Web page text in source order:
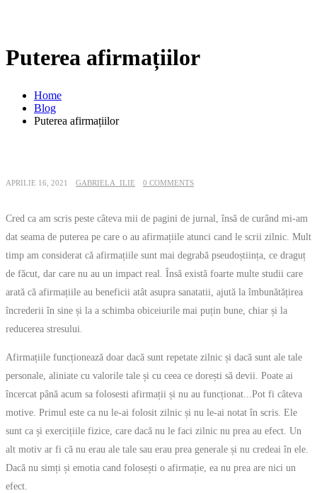
Puterea afirmațiilor
Home
Blog
Puterea afirmațiilor
APRILIE 16, 2021 GABRIELA_ILIE 0 COMMENTS
Cred ca am scris peste câteva mii de pagini de jurnal, însă de curând mi-am
dat seama de puterea pe care o au afirmațiile atunci cand le scrii zilnic. Mult
timp am considerat că afirmațiile sunt mai degrabă pseudoștiința, ce draguț
de făcut, dar care nu au un impact real. Însă există foarte multe studii care
arată că afirmațiile au beneficii atât asupra sanatatii, ajută la îmbunătățirea
încrederii în sine și la a schimba obiceiurile mai puțin bune, chiar și la
reducerea stresului.
Afirmațiile funcționează doar dacă sunt repetate zilnic și dacă sunt ale tale
personale, aliniate cu valorile tale și cu ceea ce dorești să devii. Poate ai
încercat până acum sa folosesti afirmații și nu au funcționat...Pot fi câteva
motive. Primul este ca nu le-ai folosit zilnic și nu le-ai notat în scris. Ele
sunt ca și exercițiile fizice, care dacă nu le faci zilnic nu prea au efect. Un
alt motiv ar fi că nu erau ale tale sau erau prea generale și nu credeai în ele.
Dacă nu simți și emotia cand folosești o afirmație, ea nu prea are nici un
efect.